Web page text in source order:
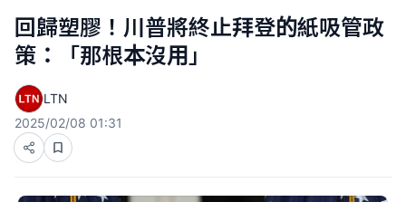
回歸塑膠！川普將終止拜登的紙吸管政
策：「那根本沒用」
LTN
2025/02/08 01:31